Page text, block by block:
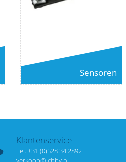
Sensoren
Klantenservice
Tel. +31 (0)528 34 2892